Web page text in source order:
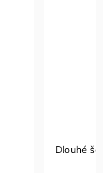
Dlouhé